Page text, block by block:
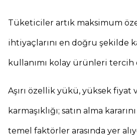
Tüketiciler artık maksimum
ihtiyaçlarını en doğru şekilde
kullanımı kolay ürünleri
Aşırı özellik yükü, yüksek fiyat
karmaşıklığı; satın alma
temel faktörler arasında yer